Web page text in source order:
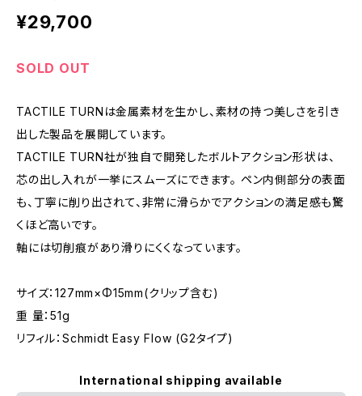
¥29,700
SOLD OUT
TACTILE TURNは金属素材を生かし、素材の持つ美しさを引き
出した製品を展開しています。
TACTILE TURN社が独自で開発したボルトアクション形状は、
芯の出し入れが一挙にスムーズにできます。 ペン内側部分の表面
も、丁寧に削り出されて、非常に滑らかでアクションの満足感も驚
くほど高いです。
軸には切削痕があり滑りにくくなっています。
サイズ：127mm×Φ15mm(クリップ含む)
重 量：51g
リフィル：Schmidt Easy Flow (G2タイプ)
International shipping available